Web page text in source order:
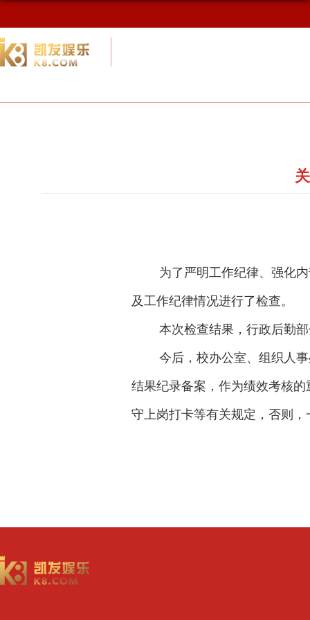
为了严明工作纪律、强化
及工作纪律情况进行了检查。
本次检查结果，行政后勤
今后，校办公室、组织人
结果纪录备案，作为绩效考核
守上岗打卡等有关规定，否则